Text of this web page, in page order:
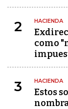
2 HACIENDA
como
3 HACIENDA
Estos